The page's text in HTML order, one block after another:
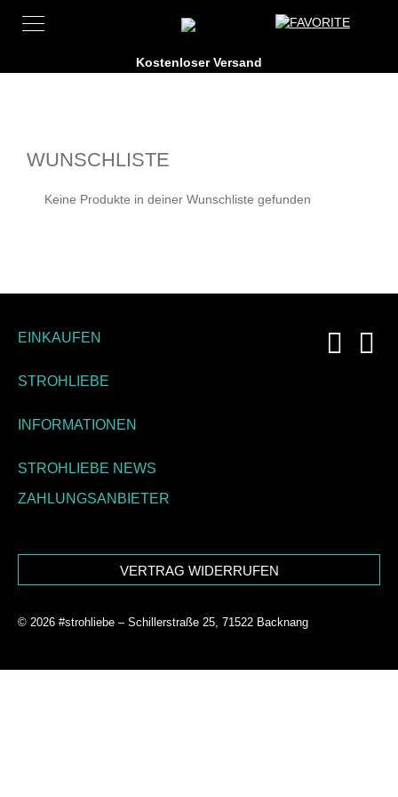
WUNSCHLISTE
Keine Produkte in deiner Wunschliste gefunden
EINKAUFEN
STROHLIEBE
INFORMATIONEN
STROHLIEBE NEWS
ZAHLUNGSANBIETER
© 2026 #strohliebe – Schillerstraße 25, 71522 Backnang
VERTRAG WIDERRUFEN